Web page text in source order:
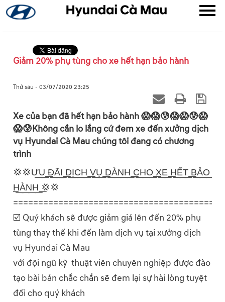
Giảm 20% phụ tùng cho xe hết hạn bảo hành
Thứ sáu - 03/07/2020 23:25
Xe của bạn đã hết hạn bảo hành 😱😱😰😱😱😰😱
😱😰Không cần lo lắng cứ đem xe đến xưởng dịch
vụ Hyundai Cà Mau chúng tôi đang có chương
trình
💢💢Ư͟U͟ ͟Đ͟Ã͟I͟ ͟D͟Ị͟C͟H͟ ͟V͟Ụ͟ ͟D͟À͟N͟H͟ ͟C͟H͟O͟ ͟X͟E͟ ͟H͟Ế͟T͟ ͟B͟Ả͟O͟
͟H͟À͟N͟H͟ ͟💢💢
☑️ Quý khách sẽ được giảm giá lên đến 20% phụ
tùng thay thế khi đến làm dịch vụ tại xưởng dịch
vụ Hyundai Cà Mau
với đội ngũ kỹ thuật viên chuyên nghiệp được đào
tạo bài bản chắc chắn sẽ đem lại sự hài lòng tuyệt
đối cho quý khách